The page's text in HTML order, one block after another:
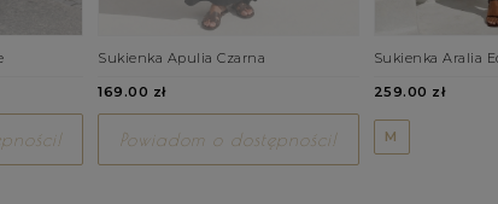
Sukienka Apulia Czarna
169.00 zł
Powiadom o dostępności!
Sukienka Aralia
259.00 zł
M